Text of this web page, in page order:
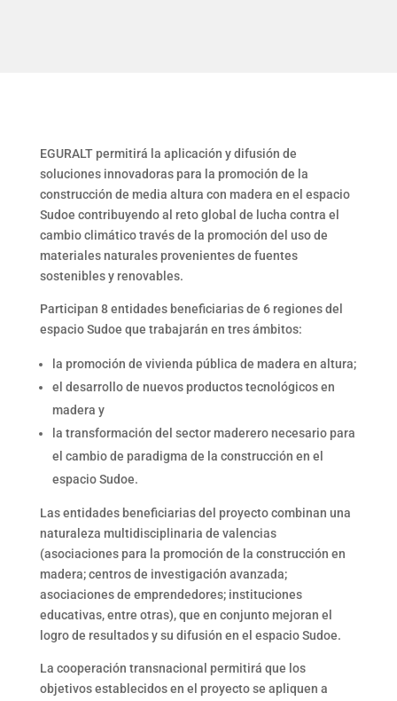
EGURALT permitirá la aplicación y difusión de
soluciones innovadoras para la promoción de la
construcción de media altura con madera en el espacio
Sudoe contribuyendo al reto global de lucha contra el
cambio climático través de la promoción del uso de
materiales naturales provenientes de fuentes
sostenibles y renovables.
Participan 8 entidades beneficiarias de 6 regiones del
espacio Sudoe que trabajarán en tres ámbitos:
la promoción de vivienda pública de madera en altura;
el desarrollo de nuevos productos tecnológicos en
madera y
la transformación del sector maderero necesario para
el cambio de paradigma de la construcción en el
espacio Sudoe.
Las entidades beneficiarias del proyecto combinan una
naturaleza multidisciplinaria de valencias
(asociaciones para la promoción de la construcción en
madera; centros de investigación avanzada;
asociaciones de emprendedores; instituciones
educativas, entre otras), que en conjunto mejoran el
logro de resultados y su difusión en el espacio Sudoe.
La cooperación transnacional permitirá que los
objetivos establecidos en el proyecto se apliquen a